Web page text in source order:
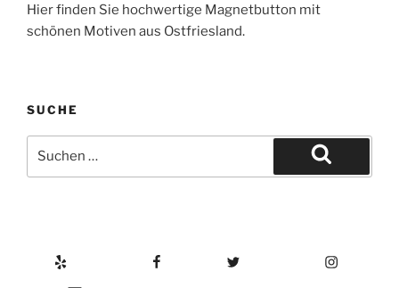
Hier finden Sie hochwertige Magnetbutton mit
schönen Motiven aus Ostfriesland.
SUCHE
nach:
Suchen